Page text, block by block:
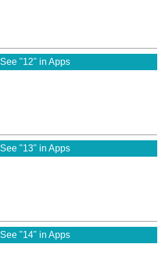
See "12" in Apps
See "13" in Apps
See "14" in Apps